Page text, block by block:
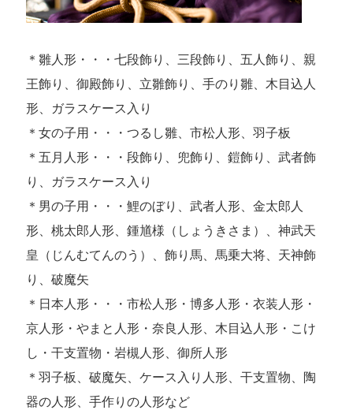
＊雛人形・・・七段飾り、三段飾り、五人飾り、親
王飾り、御殿飾り、立雛飾り、手のり雛、木目込人
形、ガラスケース入り
＊女の子用・・・つるし雛、市松人形、羽子板
＊五月人形・・・段飾り、兜飾り、鎧飾り、武者飾
り、ガラスケース入り
＊男の子用・・・鯉のぼり、武者人形、金太郎人
形、桃太郎人形、鍾馗様（しょうきさま）、神武天
皇（じんむてんのう）、飾り馬、馬乗大将、天神飾
り、破魔矢
＊日本人形・・・市松人形・博多人形・衣装人形・
京人形・やまと人形・奈良人形、木目込人形・こけ
し・干支置物・岩槻人形、御所人形
＊羽子板、破魔矢、ケース入り人形、干支置物、陶
器の人形、手作りの人形など